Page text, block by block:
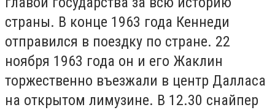
страны. В конце 1963 года Кеннеди
отправился в поездку по стране. 22
ноября 1963 года он и его Жаклин
торжественно въезжали в центр Далласа
на открытом лимузине. В 12.30 снайпер